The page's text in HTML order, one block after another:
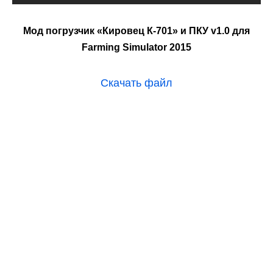
Мод погрузчик «Кировец К-701» и ПКУ v1.0 для
Farming Simulator 2015
Скачать файл